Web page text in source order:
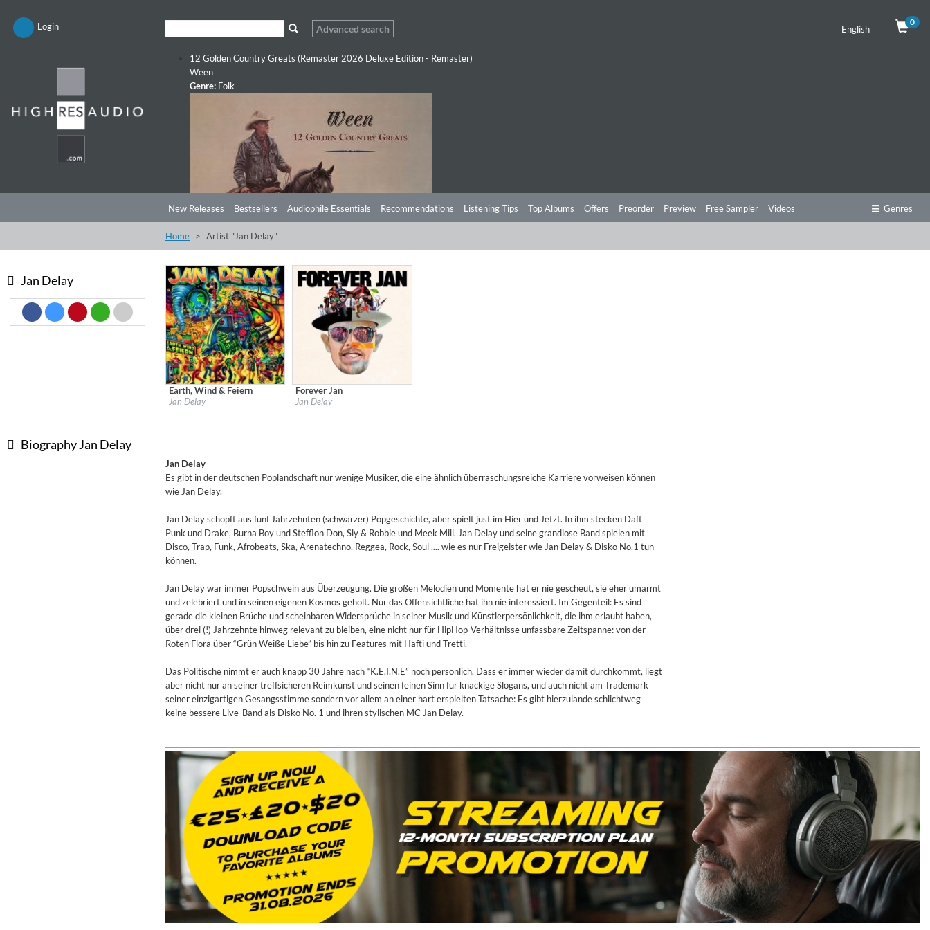
Login Advanced search English
0
12 Golden Country Greats (Remaster 2026 Deluxe Edition - Remaster)
Ween
Genre: Folk
Big Band Bossa Nova (Remastered)
Stan Getz
Genre:Jazz
Coherence
Cindy Blackman Santana
Convergence (Reference Edition)
Malia, Boris Blank
New Releases Bestsellers Audiophile Essentials Recommendations Listening Tips Top Albums Offers Preorder Preview Free Sampler Videos Genres
Home Artist "Jan Delay"
Jan Delay
Label:Vertigo Berlin
Hip-Hop
Earth, Wind & Feiern
Jan Delay
Label:Vertigo Berlin
Pop
Forever Jan
Jan Delay
Biography Jan Delay
Jan Delay
Es gibt in der deutschen Poplandschaft nur wenige Musiker, die eine ähnlich überraschungsreiche Karriere vorweisen können
wie Jan Delay.
Jan Delay schöpft aus fünf Jahrzehnten (schwarzer) Popgeschichte, aber spielt just im Hier und Jetzt. In ihm stecken Daft
Punk und Drake, Burna Boy und Stefflon Don, Sly & Robbie und Meek Mill. Jan Delay und seine grandiose Band spielen mit
Disco, Trap, Funk, Afrobeats, Ska, Arenatechno, Reggea, Rock, Soul .... wie es nur Freigeister wie Jan Delay & Disko No.1 tun
können.
Jan Delay war immer Popschwein aus Überzeugung. Die großen Melodien und Momente hat er nie gescheut, sie eher umarmt
und zelebriert und in seinen eigenen Kosmos geholt. Nur das Offensichtliche hat ihn nie interessiert. Im Gegenteil: Es sind
gerade die kleinen Brüche und scheinbaren Widersprüche in seiner Musik und Künstlerpersönlichkeit, die ihm erlaubt haben,
über drei (!) Jahrzehnte hinweg relevant zu bleiben, eine nicht nur für HipHop-Verhältnisse unfassbare Zeitspanne: von der
Roten Flora über “Grün Weiße Liebe” bis hin zu Features mit Hafti und Tretti.
Das Politische nimmt er auch knapp 30 Jahre nach “K.E.I.N.E” noch persönlich. Dass er immer wieder damit durchkommt, liegt
aber nicht nur an seiner treffsicheren Reimkunst und seinen feinen Sinn für knackige Slogans, und auch nicht am Trademark
seiner einzigartigen Gesangsstimme sondern vor allem an einer hart erspielten Tatsache: Es gibt hierzulande schlichtweg
keine bessere Live-Band als Disko No. 1 und ihren stylischen MC Jan Delay.